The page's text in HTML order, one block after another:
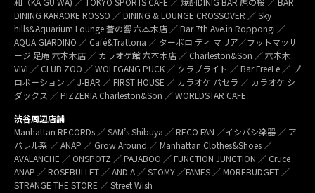
DINING KARAOKE ROSSO ／ DINING & LOUNGE CROSSOVER ／ Sky
hills&Aquarium Lounge 蒼の響 六本木店 ／ Bar 7th Ave.in Roppongi ／
AQUA GIARDINO ／ Café&Trattoria ／ ターボロ ディ マリア／フットマッサ
ージ 足庵 六本木店 ／ カラオケ館 六本木店 ／ Charleston&Son ／ 六本木
VIVI ／ CLUB ZOO ／ WOLFGANG PUCK ／ クラブライト ／ Bar FreeLe ／ プ
ロポーション ／ J-BAR ／ FIRST HOUSE ／ カラオケ パセラ ／ カラオケ シ
ダックス ／ PIZZERIA Charleston&Son ／ WORLDSTAR CAFE
渋谷周辺店舗
Manhattan RECORDs ／ SAM’s Shibuya ／ RECO FAN ／イシバシ楽器 ／ ア
パレル系 ／ ANAP ／ Grow Around ／ Manhattan Clothes&Shoes ／
AVALANCHE ／ ONSPOTZ ／ PAJABOO ／ FUNCTION JUNCTION ／ Cruce
ANAP ／ ROSEBULLET ／ AND A ／ STOMY ／FAMES ／ MOREBUDGET ／
STRANGE THE STORE ／ Street Wish